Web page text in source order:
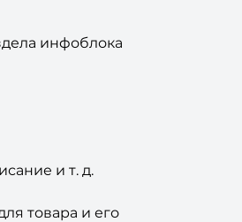
инфоблока
и т. д.
товара и его